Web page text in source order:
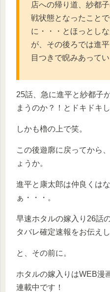
店への帰り道、紗都
戦状態となったこと
に・・・とほっとし
が、その後ろでは進
目つきで睨みあってい
25話、急に進平と紗都子
まうのか？！とドキドキ
しかも櫓の上で笑。
この後遊廓に戻ってから
ょうか。
進平と康太郎は仲良くは
ぁ・・・。
早速ホタルの嫁入り26話
タバレ確定速報をお伝え
と、その前に。
ホタルの嫁入りはWEB漫
連載中です！